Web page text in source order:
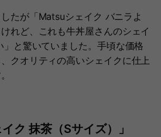
たが「Matsuシェイク バニラよ
れど、これも牛丼屋さんのシェイ
」と驚いていました。手頃な価格
クオリティの高いシェイクに仕上
ク 抹茶（Sサイズ）」